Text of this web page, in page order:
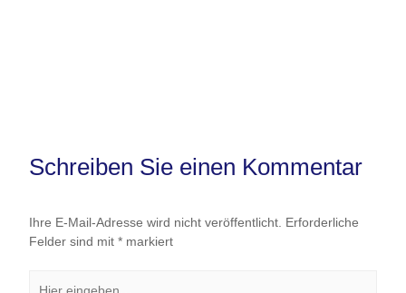
Schreiben Sie einen Kommentar
Ihre E-Mail-Adresse wird nicht veröffentlicht. Erforderliche
Felder sind mit *markiert